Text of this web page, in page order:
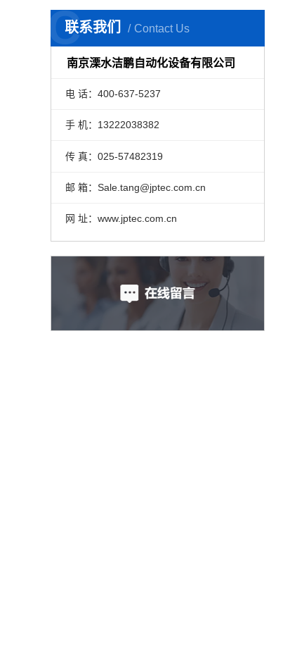
联系我们 Contact Us
C
南京溧水洁鹏自动化设备有限公司
电 话：400-637-5237
手 机：13222038382
传 真：025-57482319
邮 箱：Sale.tang@jptec.com.cn
网 址：www.jptec.com.cn